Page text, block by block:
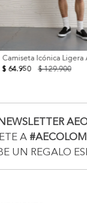
Camiseta Icónica Ligera
$ 129.900
$ 64.950
A
UN REGALO